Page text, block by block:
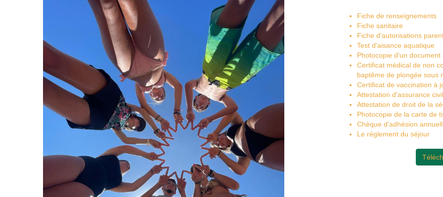
Fiche de renseignements
Fiche sanitaire
Fiche d'autorisations
Test d'aisance aquatique
Photocopie d'un
Certificat médical de non
baptême de plongée sous
Certificat de vaccination à
Attestation d'assurance
Attestation de droit de la
Photocopie de la carte de
Chèque d'adhésion
Le réglement du séjour